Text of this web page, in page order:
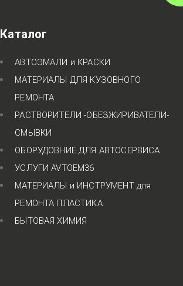
Каталог
АВТОЭМАЛИ и КРАСКИ
МАТЕРИАЛЫ ДЛЯ КУЗОВНОГО
РЕМОНТА
РАСТВОРИТЕЛИ -ОБЕЗЖИРИВАТЕЛИ-
СМЫВКИ
ОБОРУДОВНИЕ ДЛЯ АВТОСЕРВИСА
УСЛУГИ AVTOEM36
МАТЕРИАЛЫ и ИНСТРУМЕНТ для
РЕМОНТА ПЛАСТИКА
БЫТОВАЯ ХИМИЯ